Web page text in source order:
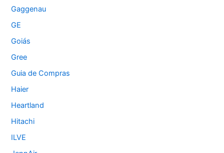
Gaggenau
GE
Goiás
Gree
Guia de Compras
Haier
Heartland
Hitachi
ILVE